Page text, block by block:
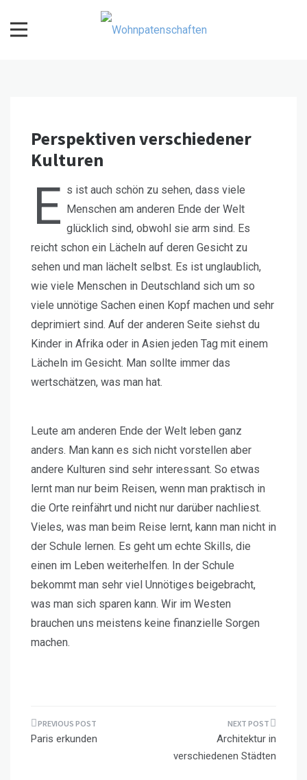
content
Perspektiven verschiedener
Kulturen
E s ist auch schön zu sehen, dass viele
Menschen am anderen Ende der Welt
glücklich sind, obwohl sie arm sind. Es
reicht schon ein Lächeln auf deren Gesicht zu
sehen und man lächelt selbst. Es ist unglaublich,
wie viele Menschen in Deutschland sich um so
viele unnötige Sachen einen Kopf machen und sehr
deprimiert sind. Auf der anderen Seite siehst du
Kinder in Afrika oder in Asien jeden Tag mit einem
Lächeln im Gesicht. Man sollte immer das
wertschätzen, was man hat.
Leute am anderen Ende der Welt leben ganz
anders. Man kann es sich nicht vorstellen aber
andere Kulturen sind sehr interessant. So etwas
lernt man nur beim Reisen, wenn man praktisch in
die Orte reinfährt und nicht nur darüber nachliest.
Vieles, was man beim Reise lernt, kann man nicht in
der Schule lernen. Es geht um echte Skills, die
einen im Leben weiterhelfen. In der Schule
bekommt man sehr viel Unnötiges beigebracht,
was man sich sparen kann. Wir im Westen
brauchen uns meistens keine finanzielle Sorgen
machen.
Beitragsnavigation
Paris erkunden
Architektur in
verschiedenen Städten